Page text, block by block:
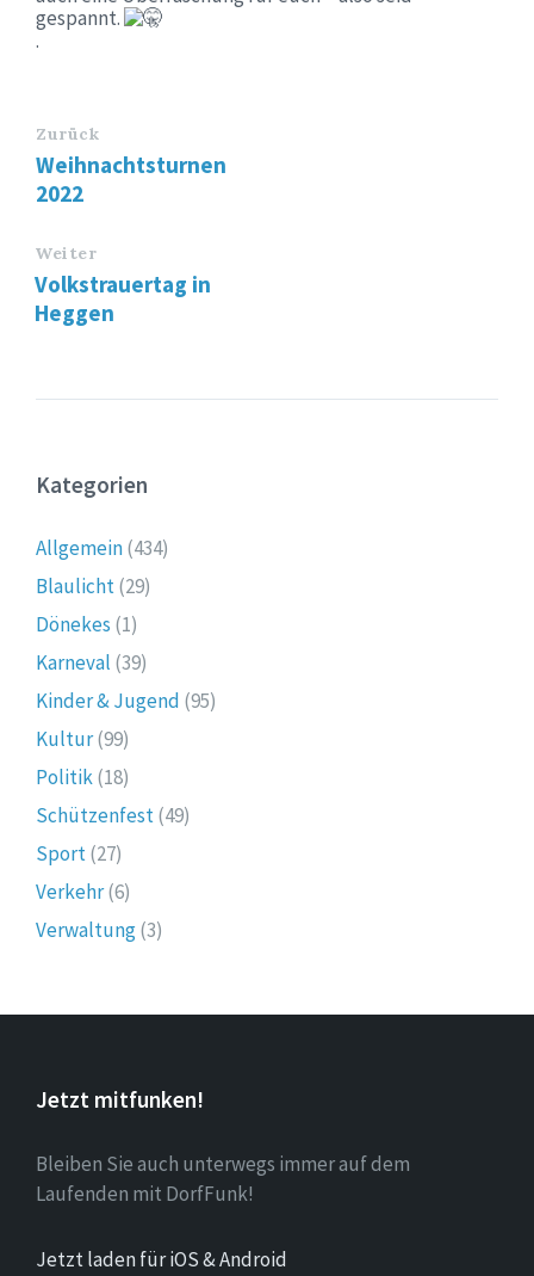
gespannt.
.
Zurück
Weihnachtsturnen
2022
Weiter
Volkstrauertag in
Heggen
Kategorien
Allgemein(434)
Blaulicht(29)
Dönekes (1)
Karneval (39)
Kinder & Jugend (95)
Kultur(99)
Politik(18)
Schützenfest(49)
Sport(27)
Verkehr(6)
Verwaltung(3)
Jetzt mitfunken!
Bleiben Sie auch unterwegs immer auf dem
Laufenden mit DorfFunk!
Jetzt laden für iOS & Android